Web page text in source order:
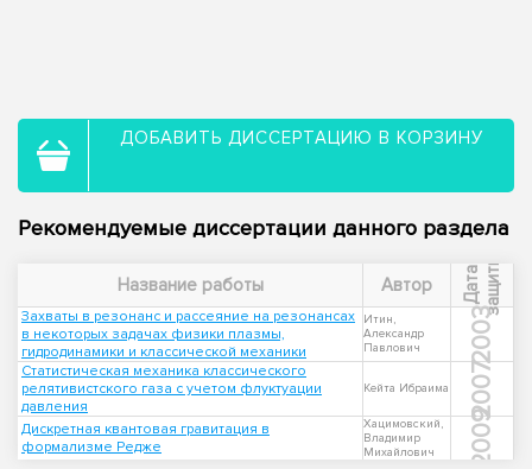
ДОБАВИТЬ ДИССЕРТАЦИЮ В КОРЗИНУ
Рекомендуемые диссертации данного раздела
Название работы Автор Д
а
т
а
з
а
щ
и
т ы
Захваты в резонанс и рассеяние на резонансах
в некоторых задачах физики плазмы,
гидродинамики и классической механики
Итин,
Александр
Павлович
2003
Статистическая механика классического
релятивистского газа с учетом флуктуации
давления
Кейта Ибраима 2007
Дискретная квантовая гравитация в
формализме Редже
Хацимовский,
Владимир
Михайлович
2009